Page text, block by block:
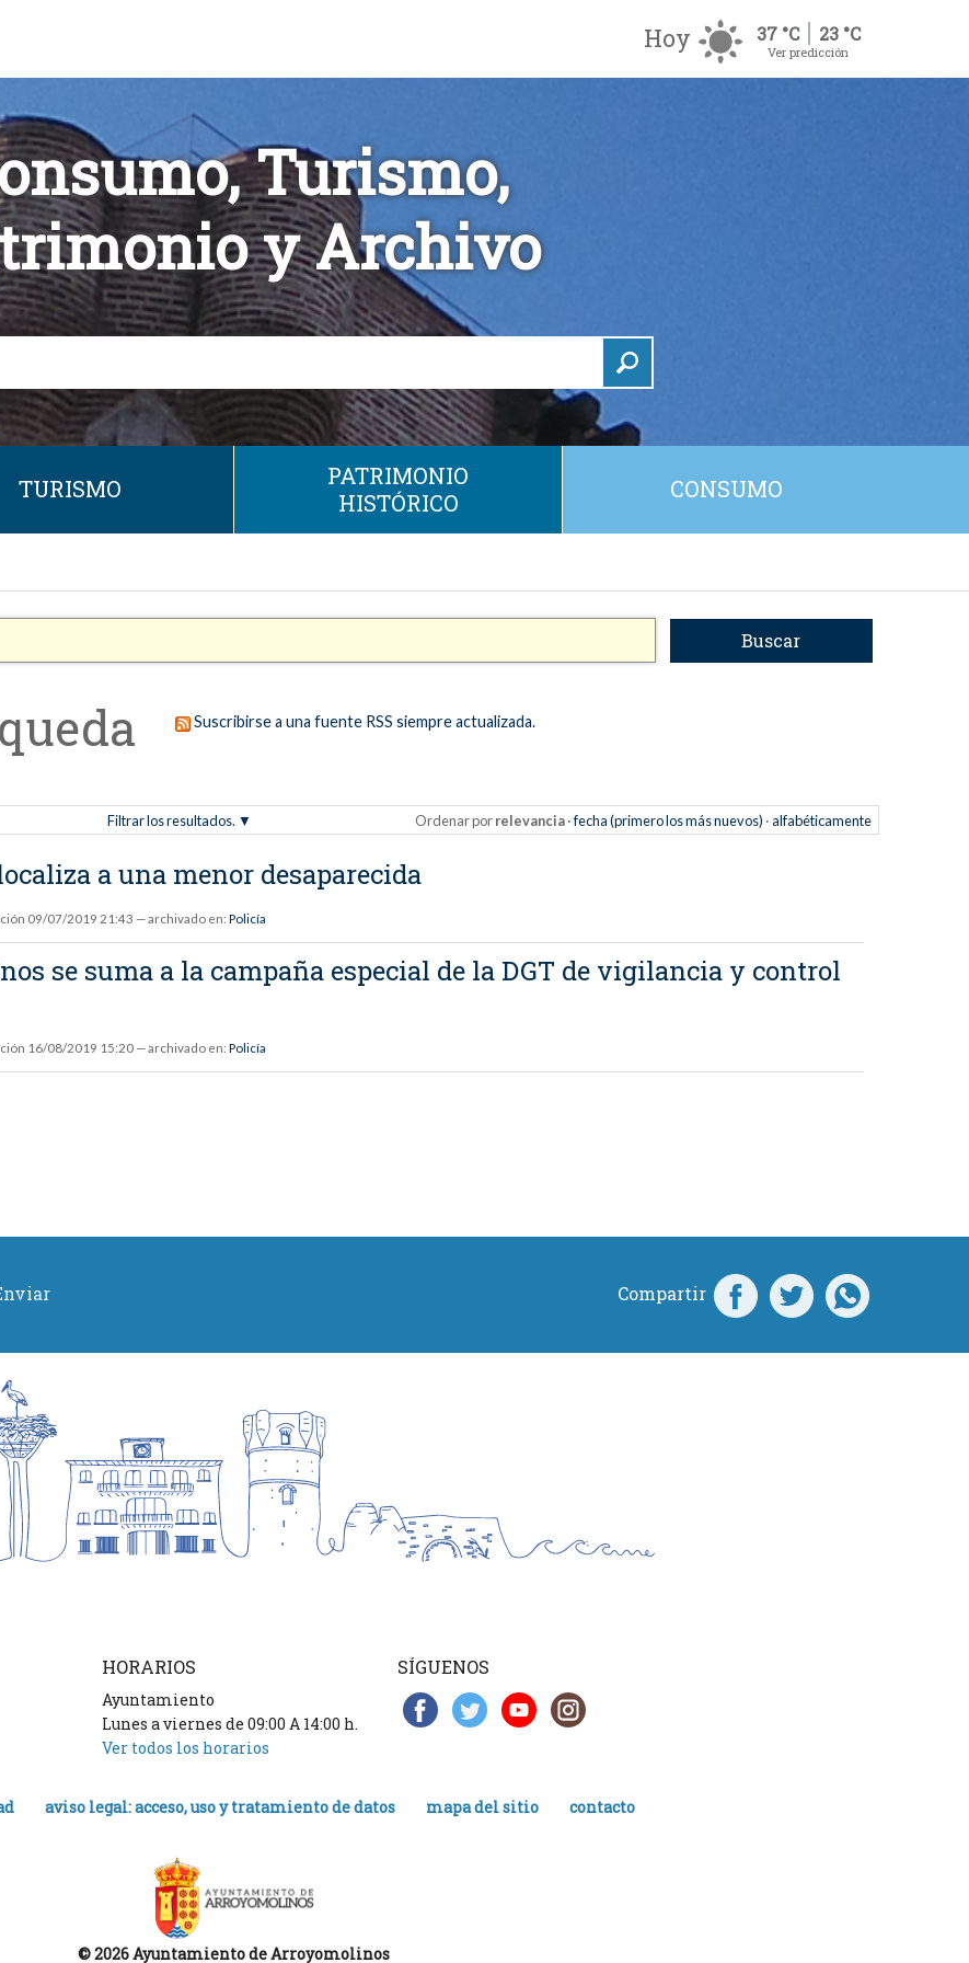
Hoy 37 °C 23 °C
Ver predicción
Turismo,
y Archivo
TURISMO
PATRIMONIO
HISTÓRICO
CONSUMO
Suscribirse a una fuente RSS siempre actualizada.
Filtrar los resultados. Ordenar por relevancia ·fecha (primero los más nuevos) ·alfabéticamente
a una menor desaparecida
09/07/2019 21:43 — archivado en:Policía
se suma a la campaña especial de la DGT de vigilancia y control
16/08/2019 15:20 — archivado en:Policía
Compartir
HORARIOS
Ayuntamiento
Lunes a viernes de 09:00 A 14:00 h.
Ver todos los horarios
SÍGUENOS
aviso legal: acceso, uso y tratamiento de datos mapa del sitio contacto
© 2026 Ayuntamiento de Arroyomolinos